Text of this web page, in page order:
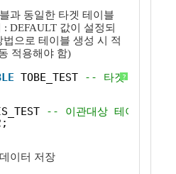
과 동일한 타겟 테이블
DEFAULT 값이 설정되
으로 테이블 생성 시 적
적용해야 함)
?
TOBE_TEST
-- 타겟 테이블
-- 이관대상 테이블명
이터 저장